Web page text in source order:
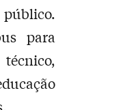
para